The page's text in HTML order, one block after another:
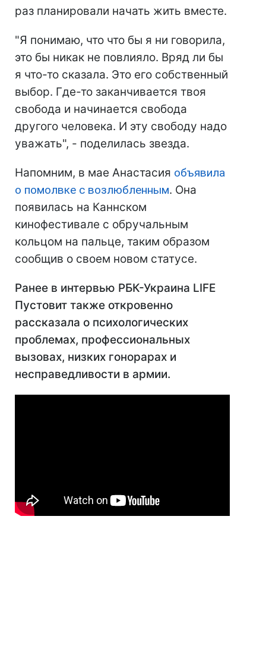
раз планировали начать жить вместе.
"Я понимаю, что что бы я ни говорила,
это бы никак не повлияло. Вряд ли бы
я что-то сказала. Это его собственный
выбор. Где-то заканчивается твоя
свобода и начинается свобода
другого человека. И эту свободу надо
уважать", - поделилась звезда.
Напомним, в мае Анастасия объявила
о помолвке с возлюбленным. Она
появилась на Каннском
кинофестивале с обручальным
кольцом на пальце, таким образом
сообщив о своем новом статусе.
Ранее в интервью РБК-Украина LIFE
Пустовит также откровенно
рассказала о психологических
проблемах, профессиональных
вызовах, низких гонорарах и
несправедливости в армии.